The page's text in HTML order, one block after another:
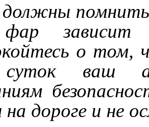
фар
о том,
ваш
дороге и не